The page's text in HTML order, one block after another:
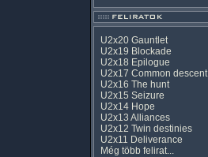
U2x20 Gauntlet
U2x19 Blockade
U2x18 Epilogue
U2x17 Common descent
U2x16 The hunt
U2x15 Seizure
U2x14 Hope
U2x13 Alliances
U2x12 Twin destinies
U2x11 Deliverance
Még több felirat...